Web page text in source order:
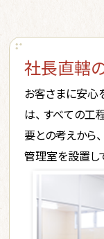
社長直轄
お客さまに安心
は、 すべての工
要との考えから、
管理室を設置し